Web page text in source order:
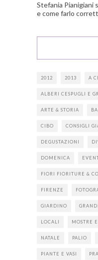
Stefania Pianigiani
e come farlo
2012 2013 A
ALBERI CESPUGLI E
ARTE & STORIA
CIBO CONSIGLI
DEGUSTAZIONI
DOMENICA
FIORI FIORITURE &
FIRENZE
GIARDINO
LOCALI MOSTRE
NATALE PALIO
PIANTE E VASI